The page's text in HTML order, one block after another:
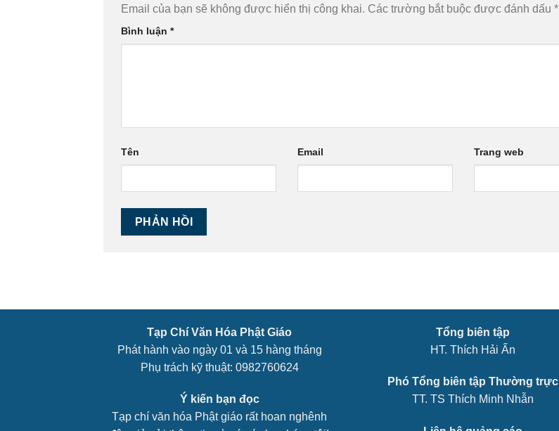
Email của bạn sẽ không được hiển thị công khai. Các trường bắt buộc được đánh dấu *
Bình luận *
Tên Email Trang web
Tạp Chí Văn Hóa Phật Giáo
Phát hành vào ngày 01 và 15 hàng tháng
Phụ trách kỹ thuật: 0982760624
Ý kiến bạn đọc
Tạp chí văn hóa Phật giáo rất hoan nghênh
Tổng biên tập
HT. Thích Hải Ấn
Phó Tổng biên tập Thường trực
TT. TS Thích Minh Nhẫn